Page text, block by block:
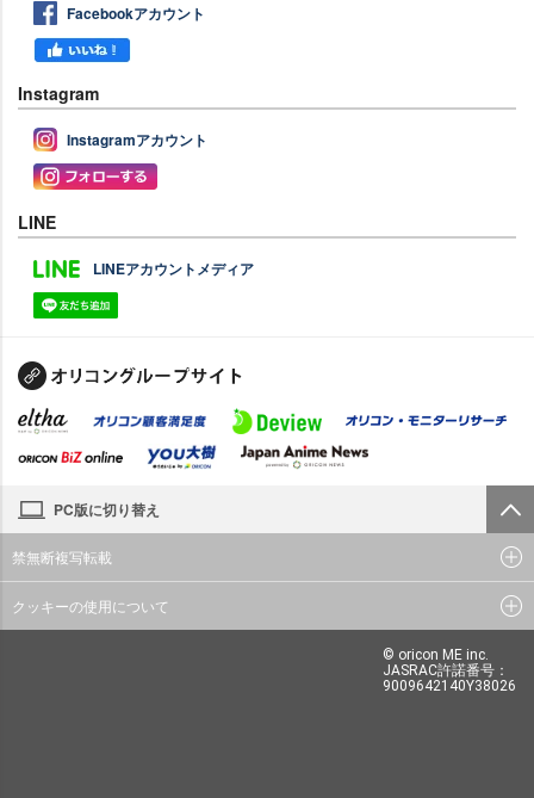
Facebookアカウント
Instagram
Instagramアカウント
LINE
LINEアカウントメディア
PC版に切り替え
禁無断複写転載
クッキーの使用について
© oricon ME inc.
JASRAC許諾番号：
9009642140Y38026